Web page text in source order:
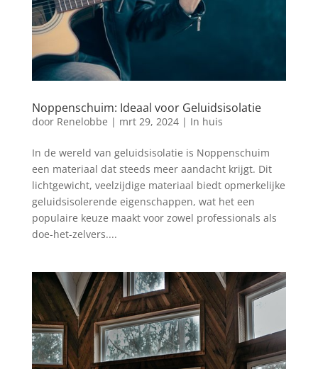
Noppenschuim: Ideaal voor Geluidsisolatie
door Renelobbe | mrt 29, 2024| In huis
In de wereld van geluidsisolatie is Noppenschuim
een materiaal dat steeds meer aandacht krijgt. Dit
lichtgewicht, veelzijdige materiaal biedt opmerkelijke
geluidsisolerende eigenschappen, wat het een
populaire keuze maakt voor zowel professionals als
doe-het-zelvers....